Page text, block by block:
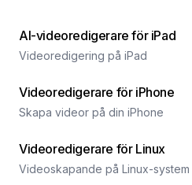
AI-videoredigerare för iPad
Videoredigering på iPad
Videoredigerare för iPhone
Skapa videor på din iPhone
Videoredigerare för Linux
Videoskapande på Linux-system